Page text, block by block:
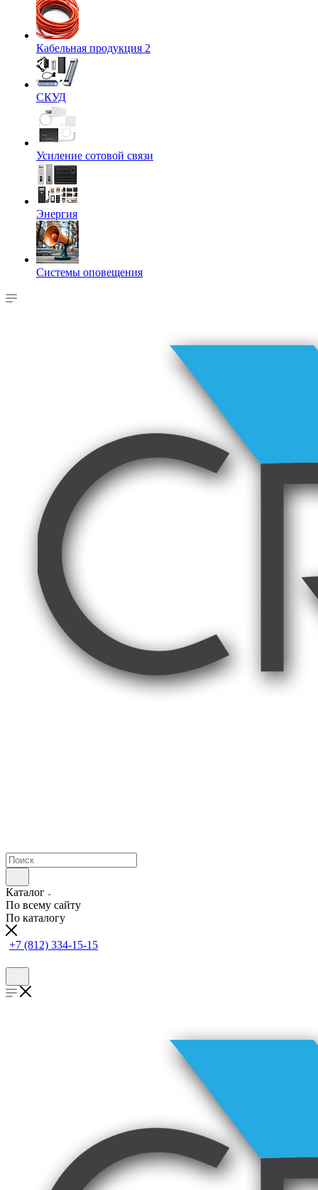
Кабельная продукция 2
СКУД
Усиление сотовой связи
Энергия
Системы оповещения
Каталог
По всему сайту
По каталогу
+7 (812) 334-15-15